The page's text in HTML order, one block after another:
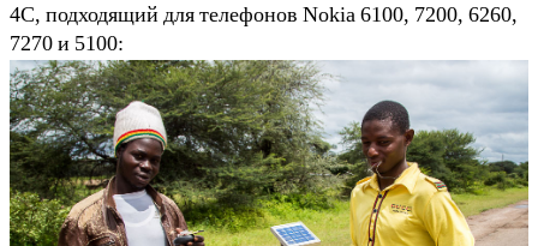
4C, подходящий для телефонов Nokia 6100, 7200, 6260,
7270 и 5100: